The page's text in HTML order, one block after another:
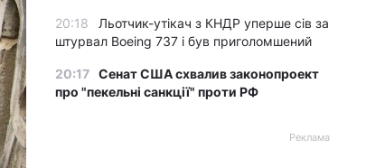
20:18
Льотчик-утікач з КНДР уперше сів за
штурвал Boeing 737 і був приголомшений
20:17 Сенат США схвалив законопроект
про "пекельні санкції" проти РФ
Реклама